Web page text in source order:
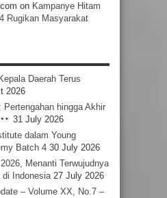
on Kampanye Hitam
Rugikan Masyarakat
Daerah Terus
2026
hingga Akhir
31 July 2026
dalam Young
Batch 4 30 July 2026
Menanti Terwujudnya
di Indonesia 27 July 2026
– Volume XX, No.7 –